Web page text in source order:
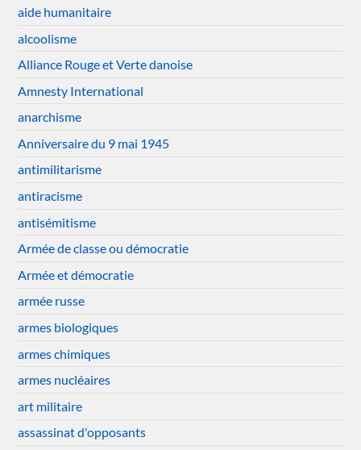
aide humanitaire
alcoolisme
Alliance Rouge et Verte danoise
Amnesty International
anarchisme
Anniversaire du 9 mai 1945
antimilitarisme
antiracisme
antisémitisme
Armée de classe ou démocratie
Armée et démocratie
armée russe
armes biologiques
armes chimiques
armes nucléaires
art militaire
assassinat d'opposants